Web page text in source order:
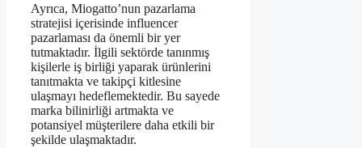
Ayrıca, Miogatto’nun pazarlama
stratejisi içerisinde influencer
pazarlaması da önemli bir yer
tutmaktadır. İlgili sektörde tanınmış
kişilerle iş birliği yaparak ürünlerini
tanıtmakta ve takipçi kitlesine
ulaşmayı hedeflemektedir. Bu sayede
marka bilinirliği artmakta ve
potansiyel müşterilere daha etkili bir
şekilde ulaşmaktadır.